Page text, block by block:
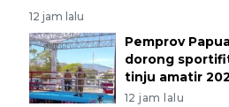
12 jam lalu
Pemprov
dorong
tinju amatir
12 jam lalu